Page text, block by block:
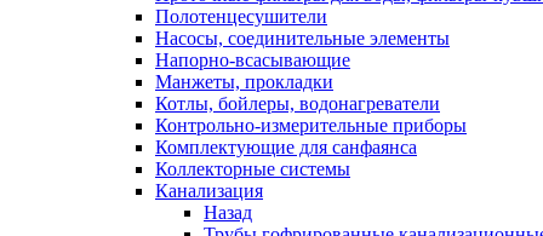
Полотенцесушители
Насосы, соединительные элементы
Напорно-всасывающие
Манжеты, прокладки
Котлы, бойлеры, водонагреватели
Контрольно-измерительные приборы
Комплектующие для санфаянса
Коллекторные системы
Канализация
Назад